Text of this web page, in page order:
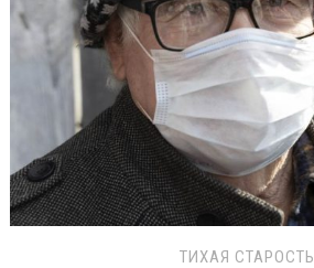
ТИХАЯ СТАРОСТЬ